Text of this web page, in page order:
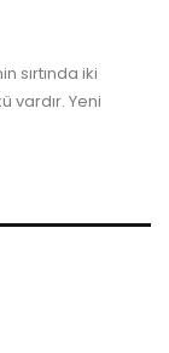
sırtında iki
vardır. Yeni